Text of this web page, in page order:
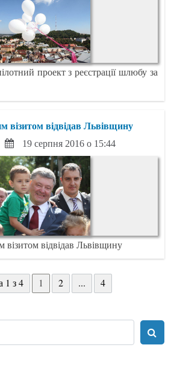
проект з реєстрації шлюбу за
візитом відвідав Львівщину
19 серпня 2016 о 15:44
візитом відвідав Львівщину
1 з 4 1 2 ... 4